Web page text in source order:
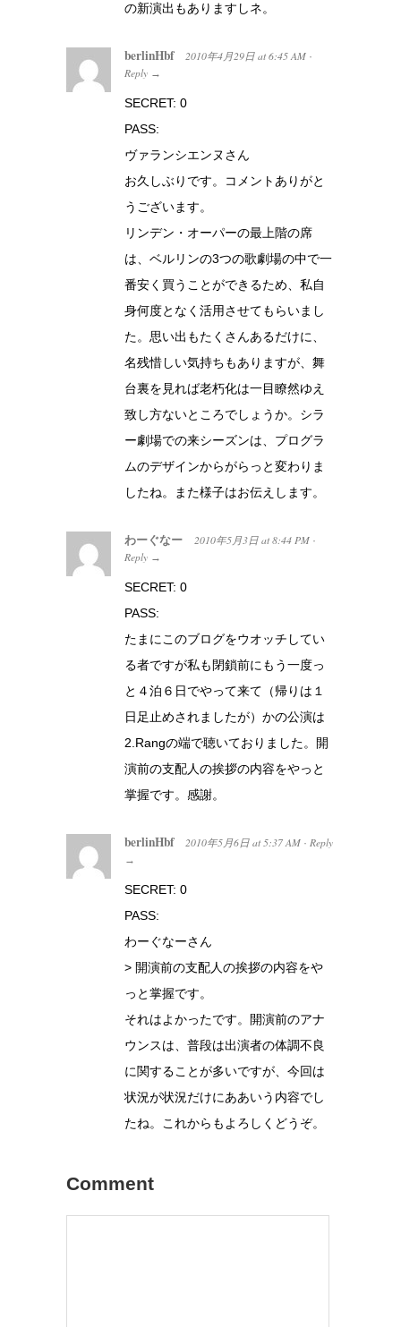
の新演出もありますしネ。
berlinHbf 2010年4月29日 at 6:45 AM ·
Reply →
SECRET: 0
PASS:
ヴァランシエンヌさん
お久しぶりです。コメントありがと
うございます。
リンデン・オーパーの最上階の席
は、ベルリンの3つの歌劇場の中で一
番安く買うことができるため、私自
身何度となく活用させてもらいまし
た。思い出もたくさんあるだけに、
名残惜しい気持ちもありますが、舞
台裏を見れば老朽化は一目瞭然ゆえ
致し方ないところでしょうか。シラ
ー劇場での来シーズンは、プログラ
ムのデザインからがらっと変わりま
したね。また様子はお伝えします。
わーぐなー 2010年5月3日 at 8:44 PM ·
Reply →
SECRET: 0
PASS:
たまにこのブログをウオッチしてい
る者ですが私も閉鎖前にもう一度っ
と４泊６日でやって来て（帰りは１
日足止めされましたが）かの公演は
2.Rangの端で聴いておりました。開
演前の支配人の挨拶の内容をやっと
掌握です。感謝。
berlinHbf 2010年5月6日 at 5:37 AM · Reply
→
SECRET: 0
PASS:
わーぐなーさん
> 開演前の支配人の挨拶の内容をや
っと掌握です。
それはよかったです。開演前のアナ
ウンスは、普段は出演者の体調不良
に関することが多いですが、今回は
状況が状況だけにああいう内容でし
たね。これからもよろしくどうぞ。
Comment